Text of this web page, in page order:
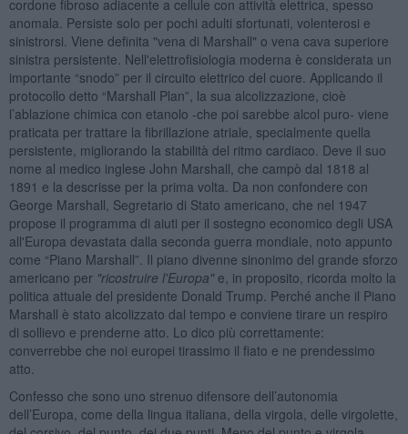
cordone fibroso adiacente a cellule con attività elettrica, spesso
anomala. Persiste solo per pochi adulti sfortunati, volenterosi e
sinistrorsi. Viene definita "vena di Marshall" o vena cava superiore
sinistra persistente. Nell'elettrofisiologia moderna è considerata un
importante “snodo” per il circuito elettrico del cuore. Applicando il
protocollo detto “Marshall Plan”, la sua alcolizzazione, cioè
l’ablazione chimica con etanolo -che poi sarebbe alcol puro- viene
praticata per trattare la fibrillazione atriale, specialmente quella
persistente, migliorando la stabilità del ritmo cardiaco. Deve il suo
nome al medico inglese John Marshall, che campò dal 1818 al
1891 e la descrisse per la prima volta. Da non confondere con
George Marshall, Segretario di Stato americano, che nel 1947
propose il programma di aiuti per il sostegno economico degli USA
all'Europa devastata dalla seconda guerra mondiale, noto appunto
come “Piano Marshall”. Il piano divenne sinonimo del grande sforzo
americano per "ricostruire l'Europa"e, in proposito, ricorda molto la
politica attuale del presidente Donald Trump. Perché anche il Piano
Marshall è stato alcolizzato dal tempo e conviene tirare un respiro
di sollievo e prenderne atto. Lo dico più correttamente:
converrebbe che noi europei tirassimo il fiato e ne prendessimo
atto.
Confesso che sono uno strenuo difensore dell’autonomia
dell’Europa, come della lingua italiana, della virgola, delle virgolette,